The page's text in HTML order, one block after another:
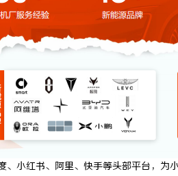
小红书、阿里、快手等头部平台，为